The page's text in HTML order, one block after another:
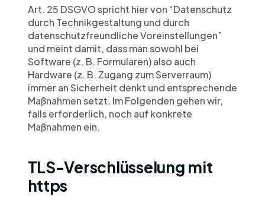
Art. 25 DSGVO spricht hier von “Datenschutz
durch Technikgestaltung und durch
datenschutzfreundliche Voreinstellungen”
und meint damit, dass man sowohl bei
Software (z. B. Formularen) also auch
Hardware (z. B. Zugang zum Serverraum)
immer an Sicherheit denkt und entsprechende
Maßnahmen setzt. Im Folgenden gehen wir,
falls erforderlich, noch auf konkrete
Maßnahmen ein.
TLS-Verschlüsselung mit
https